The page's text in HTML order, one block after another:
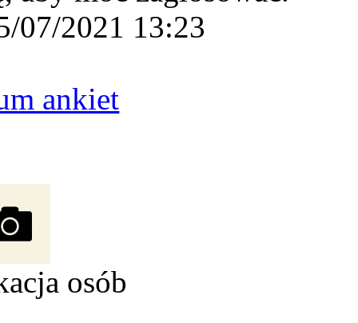
07/2021 13:23
ankiet
osób